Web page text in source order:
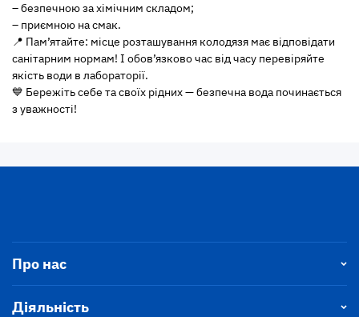
– безпечною за хімічним складом;
– приємною на смак.
📍 Пам’ятайте: місце розташування колодязя має відповідати
санітарним нормам! І обов’язково час від часу перевіряйте
якість води в лабораторії.
💙 Бережіть себе та своїх рідних — безпечна вода починається
з уважності!
Про нас
Діяльність